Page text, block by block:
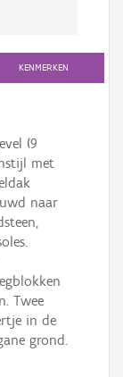
KENMERKEN
(9
met
naar
Twee
in de
grond.